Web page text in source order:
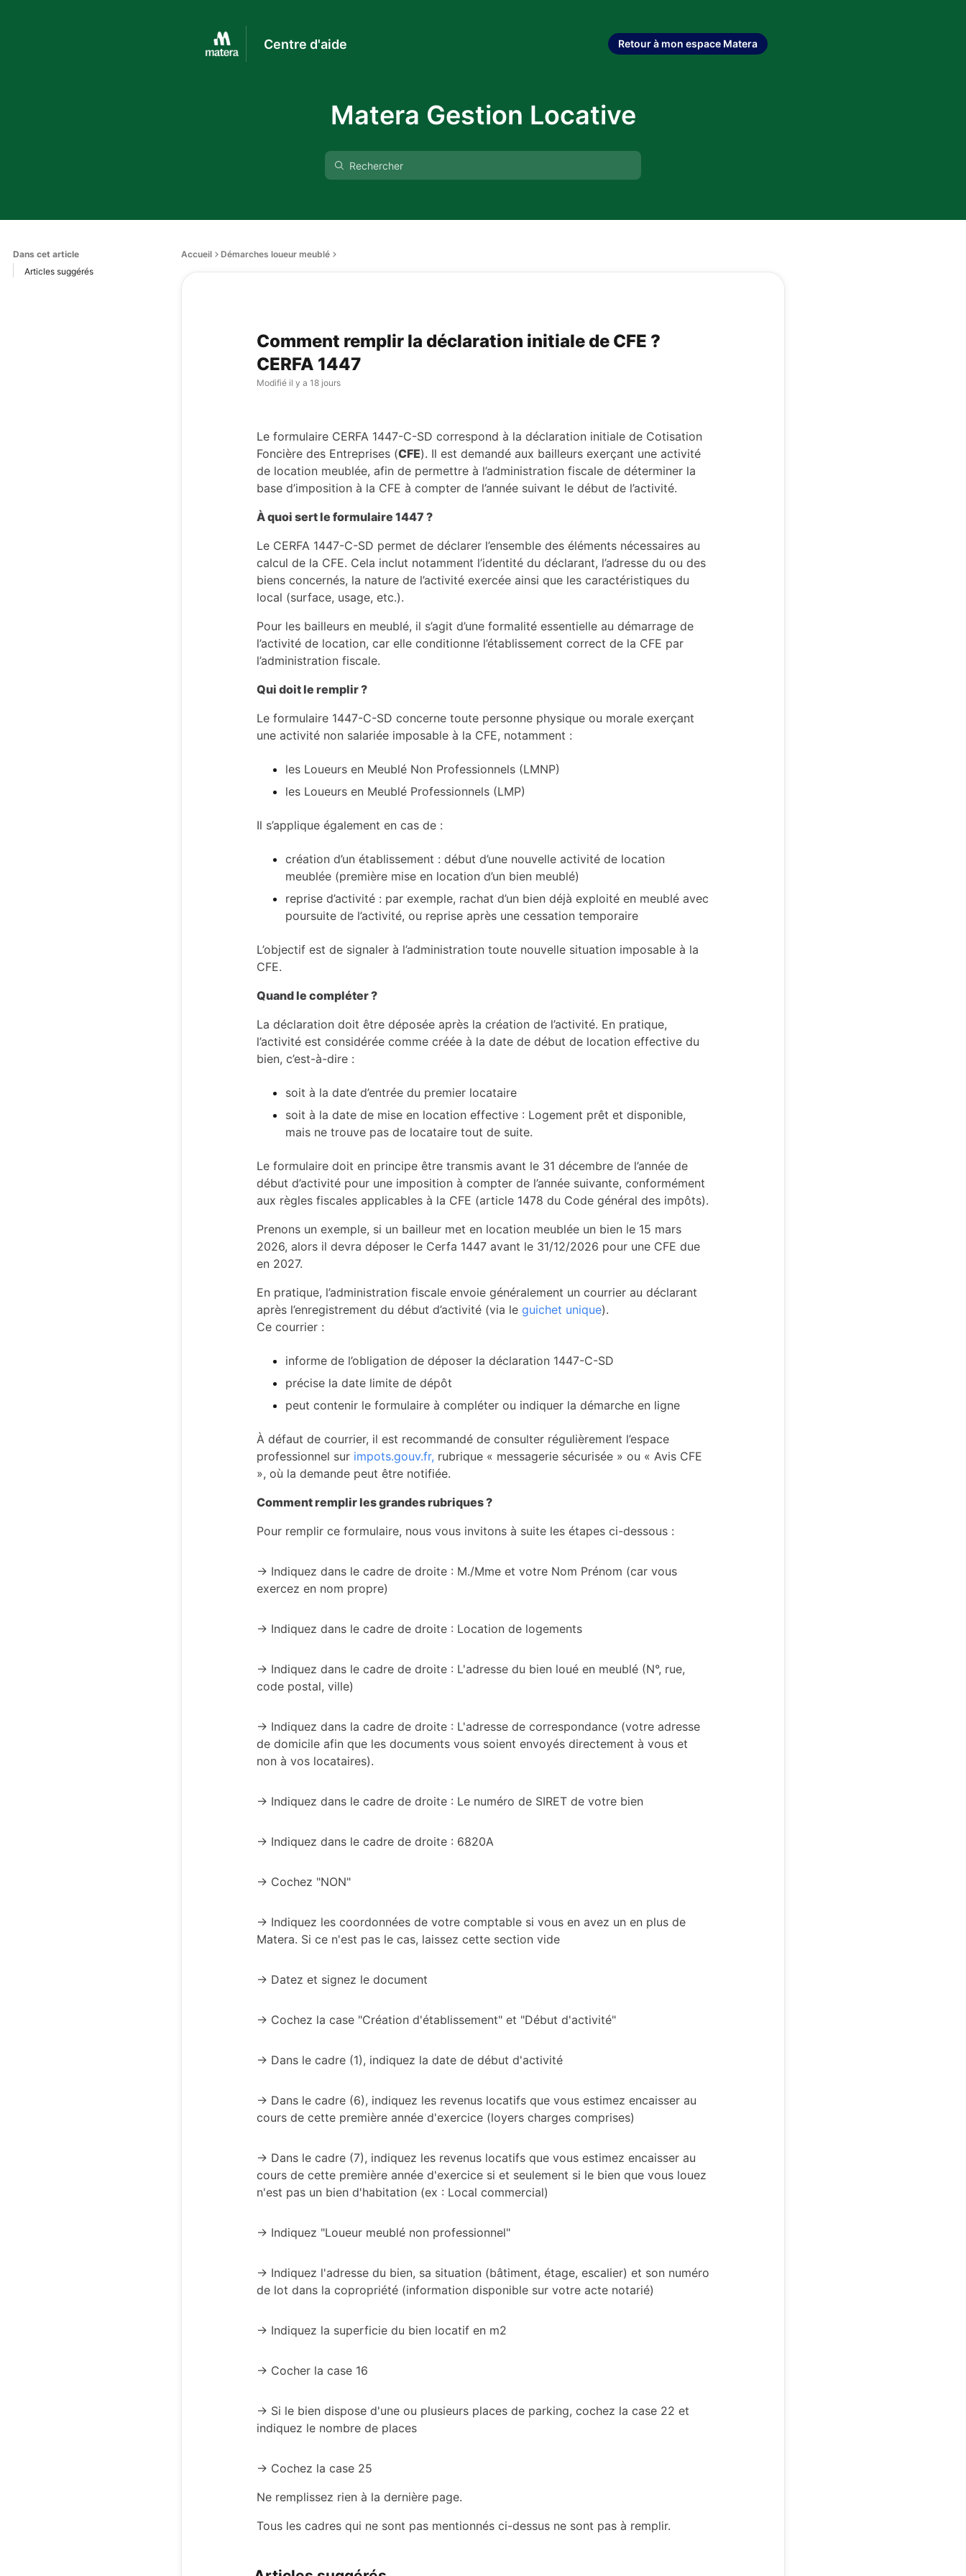
Centre d'aide Retour à mon espace Matera
Matera Gestion Locative
Dans cet article
Articles suggérés
Accueil Démarches loueur meublé
Comment remplir la déclaration initiale de CFE ?
CERFA 1447
Modifié il y a 18 jours
Le formulaire CERFA 1447-C-SD correspond à la déclaration initiale de Cotisation
Foncière des Entreprises (CFE). Il est demandé aux bailleurs exerçant une activité
de location meublée, afin de permettre à l’administration fiscale de déterminer la
base d’imposition à la CFE à compter de l’année suivant le début de l’activité.
À quoi sert le formulaire 1447 ?
Le CERFA 1447-C-SD permet de déclarer l’ensemble des éléments nécessaires au
calcul de la CFE. Cela inclut notamment l’identité du déclarant, l’adresse du ou des
biens concernés, la nature de l’activité exercée ainsi que les caractéristiques du
local (surface, usage, etc.).
Pour les bailleurs en meublé, il s’agit d’une formalité essentielle au démarrage de
l’activité de location, car elle conditionne l’établissement correct de la CFE par
l’administration fiscale.
Qui doit le remplir ?
Le formulaire 1447-C-SD concerne toute personne physique ou morale exerçant
une activité non salariée imposable à la CFE, notamment :
les Loueurs en Meublé Non Professionnels (LMNP)
les Loueurs en Meublé Professionnels (LMP)
Il s’applique également en cas de :
création d’un établissement : début d’une nouvelle activité de location
meublée (première mise en location d’un bien meublé)
reprise d’activité : par exemple, rachat d’un bien déjà exploité en meublé avec
poursuite de l’activité, ou reprise après une cessation temporaire
L’objectif est de signaler à l’administration toute nouvelle situation imposable à la
CFE.
Quand le compléter ?
La déclaration doit être déposée après la création de l’activité. En pratique,
l’activité est considérée comme créée à la date de début de location effective du
bien, c’est-à-dire :
soit à la date d’entrée du premier locataire
soit à la date de mise en location effective : Logement prêt et disponible,
mais ne trouve pas de locataire tout de suite.
Le formulaire doit en principe être transmis avant le 31 décembre de l’année de
début d’activité pour une imposition à compter de l’année suivante, conformément
aux règles fiscales applicables à la CFE (article 1478 du Code général des impôts).
Prenons un exemple, si un bailleur met en location meublée un bien le 15 mars
2026, alors il devra déposer le Cerfa 1447 avant le 31/12/2026 pour une CFE due
en 2027.
En pratique, l’administration fiscale envoie généralement un courrier au déclarant
après l’enregistrement du début d’activité (via le guichet unique).
Ce courrier :
informe de l’obligation de déposer la déclaration 1447-C-SD
précise la date limite de dépôt
peut contenir le formulaire à compléter ou indiquer la démarche en ligne
À défaut de courrier, il est recommandé de consulter régulièrement l’espace
professionnel sur impots.gouv.fr, rubrique « messagerie sécurisée » ou « Avis CFE
», où la demande peut être notifiée.
Comment remplir les grandes rubriques ?
Pour remplir ce formulaire, nous vous invitons à suite les étapes ci-dessous :
-> Indiquez dans le cadre de droite : M./Mme et votre Nom Prénom (car vous
exercez en nom propre)
-> Indiquez dans le cadre de droite : Location de logements
-> Indiquez dans le cadre de droite : L'adresse du bien loué en meublé (N°, rue,
code postal, ville)
-> Indiquez dans la cadre de droite : L'adresse de correspondance (votre adresse
de domicile afin que les documents vous soient envoyés directement à vous et
non à vos locataires).
-> Indiquez dans le cadre de droite : Le numéro de SIRET de votre bien
-> Indiquez dans le cadre de droite : 6820A
-> Cochez "NON"
-> Indiquez les coordonnées de votre comptable si vous en avez un en plus de
Matera. Si ce n'est pas le cas, laissez cette section vide
-> Datez et signez le document
-> Cochez la case "Création d'établissement" et "Début d'activité"
-> Dans le cadre (1), indiquez la date de début d'activité
-> Dans le cadre (6), indiquez les revenus locatifs que vous estimez encaisser au
cours de cette première année d'exercice (loyers charges comprises)
-> Dans le cadre (7), indiquez les revenus locatifs que vous estimez encaisser au
cours de cette première année d'exercice si et seulement si le bien que vous louez
n'est pas un bien d'habitation (ex : Local commercial)
-> Indiquez "Loueur meublé non professionnel"
-> Indiquez l'adresse du bien, sa situation (bâtiment, étage, escalier) et son numéro
de lot dans la copropriété (information disponible sur votre acte notarié)
-> Indiquez la superficie du bien locatif en m2
-> Cocher la case 16
-> Si le bien dispose d'une ou plusieurs places de parking, cochez la case 22 et
indiquez le nombre de places
-> Cochez la case 25
Ne remplissez rien à la dernière page.
Tous les cadres qui ne sont pas mentionnés ci-dessus ne sont pas à remplir.